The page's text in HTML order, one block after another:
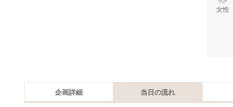
女性
企画詳細 当日の流れ